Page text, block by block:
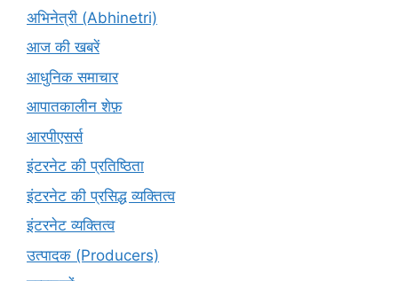
अभिनेत्री (Abhinetri)
आज की खबरें
आधुनिक समाचार
आपातकालीन शेफ़
आरपीएसर्स
इंटरनेट की प्रतिष्ठिता
इंटरनेट की प्रसिद्ध व्यक्तित्व
इंटरनेट व्यक्तित्व
उत्पादक (Producers)